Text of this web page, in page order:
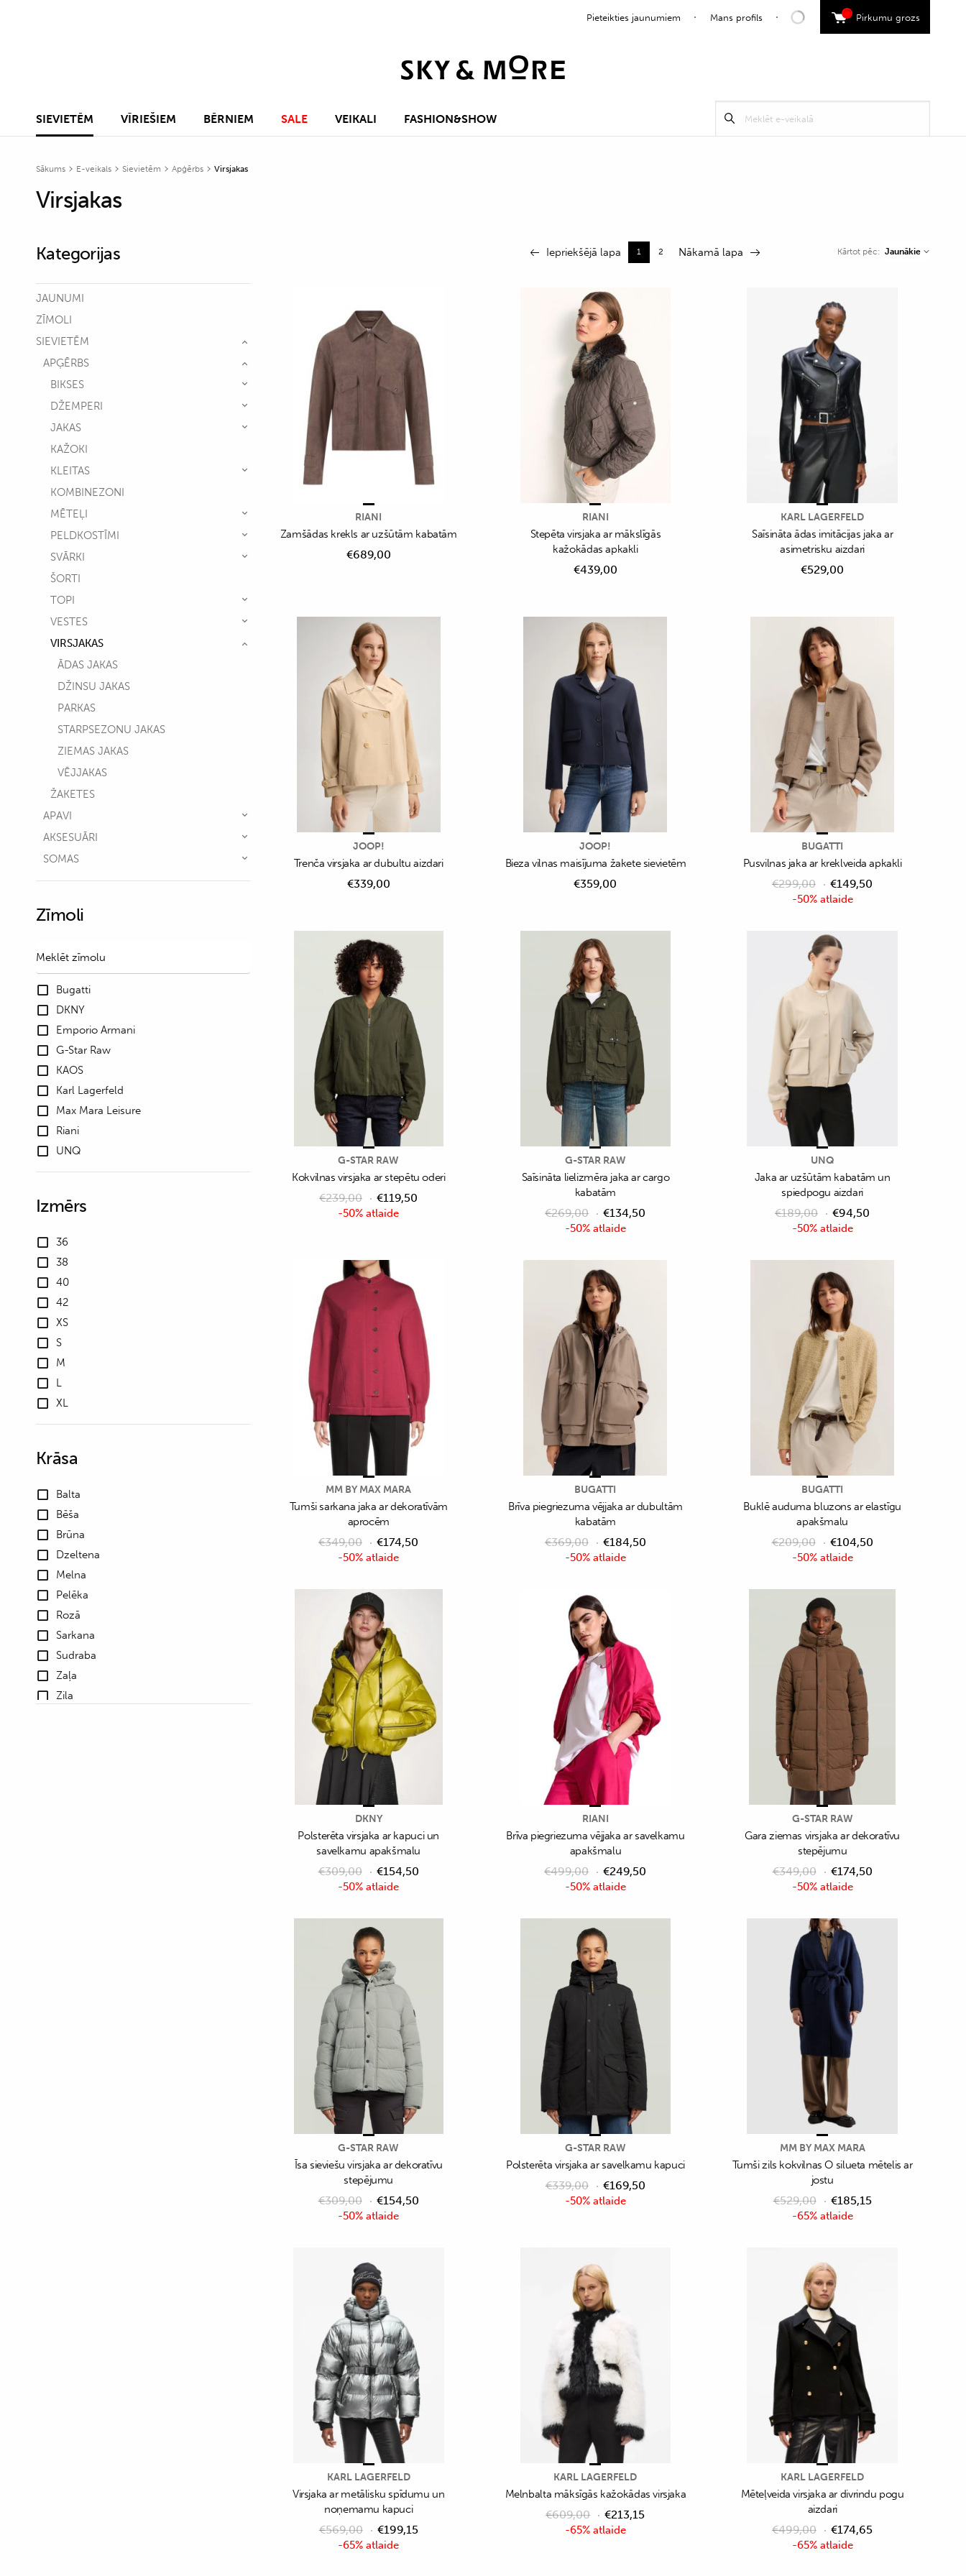
Pieteikties jaunumiem Mans profils Pirkumu grozs
0
SIEVIETĒM VĪRIEŠIEM BĒRNIEM SALE VEIKALI FASHION&SHOW Meklēt
Sākums E-veikals Sievietēm Apģērbs Virsjakas
Virsjakas
Iepriekšējā lapa 1 2 Nākamā lapa Kārtot pēc: Jaunākie
RIANI
Zamšādas krekls ar uzšūtām kabatām
€689,00
RIANI
Stepēta virsjaka ar mākslīgās
kažokādas apkakli
€439,00
KARL LAGERFELD
Saīsināta ādas imitācijas jaka ar
asimetrisku aizdari
€529,00
JOOP!
Trenča virsjaka ar dubultu aizdari
€339,00
JOOP!
Bieza vilnas maisījuma žakete sievietēm
€359,00
-50% atlaide
BUGATTI
Pusvilnas jaka ar kreklveida apkakli
€299,00 €149,50
-50% atlaide
G-STAR RAW
Kokvilnas virsjaka ar stepētu oderi
€239,00 €119,50
-50% atlaide
G-STAR RAW
Saīsināta lielizmēra jaka ar cargo
kabatām
€269,00 €134,50
-50% atlaide
UNQ
Jaka ar uzšūtām kabatām un
spiedpogu aizdari
€189,00 €94,50
-50% atlaide
MM BY MAX MARA
Tumši sarkana jaka ar dekoratīvām
aprocēm
€349,00 €174,50
-50% atlaide
BUGATTI
Brīva piegriezuma vējjaka ar dubultām
kabatām
€369,00 €184,50
-50% atlaide
BUGATTI
Buklē auduma bluzons ar elastīgu
apakšmalu
€209,00 €104,50
-50% atlaide
DKNY
Polsterēta virsjaka ar kapuci un
savelkamu apakšmalu
€309,00 €154,50
-50% atlaide
RIANI
Brīva piegriezuma vējjaka ar savelkamu
apakšmalu
€499,00 €249,50
-50% atlaide
G-STAR RAW
Gara ziemas virsjaka ar dekoratīvu
stepējumu
€349,00 €174,50
-50% atlaide
G-STAR RAW
Īsa sieviešu virsjaka ar dekoratīvu
stepējumu
€309,00 €154,50 -50% atlaide
G-STAR RAW
Polsterēta virsjaka ar savelkamu kapuci
€339,00 €169,50
-65% atlaide
MM BY MAX MARA
Tumši zils kokvilnas O silueta mētelis ar
jostu
€529,00 €185,15
-65% atlaide
KARL LAGERFELD
Virsjaka ar metālisku spīdumu un
noņemamu kapuci
€569,00 €199,15 -65% atlaide
KARL LAGERFELD
Melnbalta māksīgās kažokādas virsjaka
€609,00 €213,15
-65% atlaide
KARL LAGERFELD
Mēteļveida virsjaka ar divrindu pogu
aizdari
€499,00 €174,65
Kategorijas
JAUNUMI
ZĪMOLI
SIEVIETĒM
APĢĒRBS
BIKSES
DŽEMPERI
JAKAS
KAŽOKI
KLEITAS
KOMBINEZONI
MĒTEĻI
PELDKOSTĪMI
SVĀRKI
ŠORTI
TOPI
VESTES
VIRSJAKAS
ĀDAS JAKAS
DŽINSU JAKAS
PARKAS
STARPSEZONU JAKAS
ZIEMAS JAKAS
VĒJJAKAS
ŽAKETES
APAVI
AKSESUĀRI
SOMAS
Zīmoli
Bugatti
DKNY
Emporio Armani
G-Star Raw
KAOS
Karl Lagerfeld
Max Mara Leisure
Riani
UNQ
Izmērs
36
38
40
42
XS
S
M
L
XL
Krāsa
Balta
Bēša
Brūna
Dzeltena
Melna
Pelēka
Rozā
Sarkana
Sudraba
Zaļa
Zila